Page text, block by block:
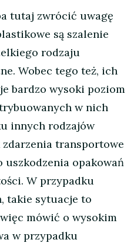
tutaj zwrócić uwagę
są szalenie
rodzaju
Wobec tego też, ich
bardzo wysoki poziom
w nich
innych rodzajów
transportowe
uszkodzenia opakowań
W przypadku
takie sytuacje to
mówić o wysokim
w przypadku